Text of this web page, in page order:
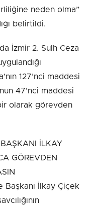
neden olma”
belirtildi.
İzmir 2. Sulh Ceza
127’nci maddesi
47’nci maddesi
olarak görevden
BAŞKANI İLKAY
GÖREVDEN
Başkanı İlkay Çiçek